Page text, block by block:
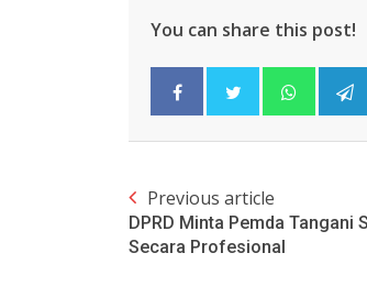
You can share this post!
Previous article
DPRD Minta Pemda Tangani
Secara Profesional